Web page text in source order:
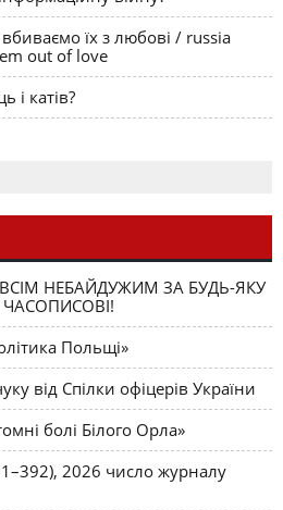
їх з любові / russia
out of love
і катів?
НЕБАЙДУЖИМ ЗА БУДЬ-ЯКУ
Польщі»
від Спілки офіцерів України
болі Білого Орла»
2026 число журналу